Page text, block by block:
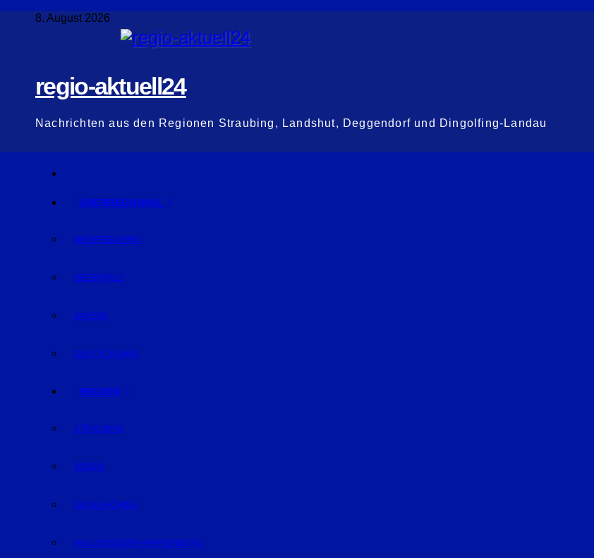
Zum
8. August 2026
regio-aktuell24
Nachrichten aus den Regionen Straubing, Landshut, Deggendorf und Dingolfing-Landau
ÜBERREGIONAL
NIEDERBAYERN
OBERPFALZ
BAYERN
DEUTSCHLAND
REGION
STRAUBING
BOGEN
GEISELHÖRING
MALLERSDORF-PFAFFENBERG